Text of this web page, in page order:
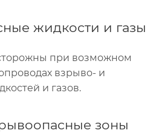
жидкости и газы
при возможном
взрыво- и
и газов.
зоны